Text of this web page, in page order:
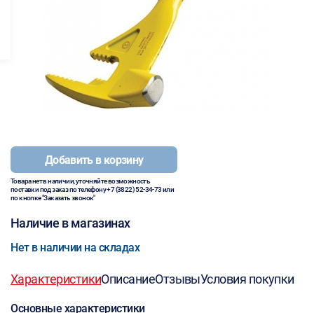
Добавить в корзину
Товара нет в наличии, уточняйте возможность
поставки под заказ по телефону+7 (3822) 52-34-73или
по кнопке "Заказать звонок"
Наличие в магазинах
Нет в наличии на складах
ХарактеристикиОписаниеОтзывыУсловия покупки
Основные характеристики